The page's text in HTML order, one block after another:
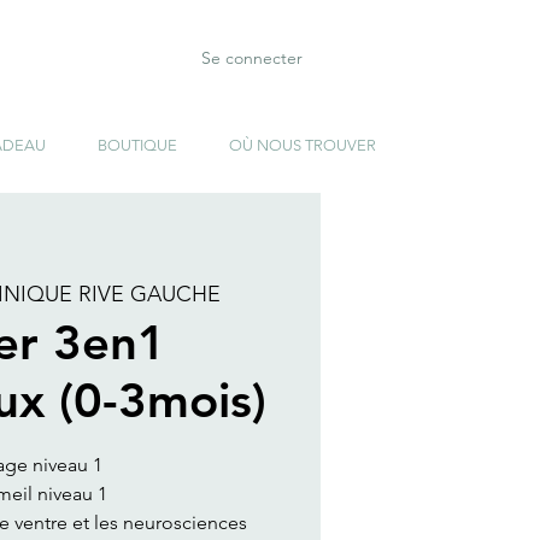
Se connecter
BOUTIQUE OÙ NOUS TROUVER
RIVE GAUCHE
3en1
(0-3mois)
niveau 1
niveau 1
ventre et les neurosciences